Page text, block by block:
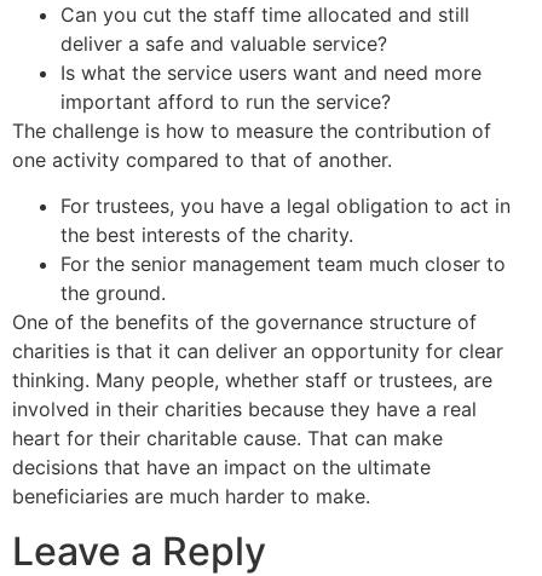
Sri Matta Raghavendra
Sri DVVS Prasad & Smt. Subhashini
VIP Member, Tirupati, AP
Can you cut the staff time allocated and still
deliver a safe and valuable service?
Is what the service users want and need more
important afford to run the service?
The challenge is how to measure the contribution of
one activity compared to that of another.
For trustees, you have a legal obligation to act in
the best interests of the charity.
For the senior management team much closer to
the ground.
One of the benefits of the governance structure of
charities is that it can deliver an opportunity for clear
thinking. Many people, whether staff or trustees, are
involved in their charities because they have a real
heart for their charitable cause. That can make
decisions that have an impact on the ultimate
beneficiaries are much harder to make.
Leave a Reply